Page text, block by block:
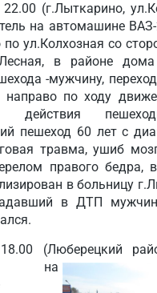
22.00 (г.Лыткарино,
на автомашине
ул.Колхозная со
в районе
-мужчину,
направо по ходу
пешеход 60 лет с
травма, ушиб
правого бедра,
в больницу
в ДТП
(Люберецкий
на